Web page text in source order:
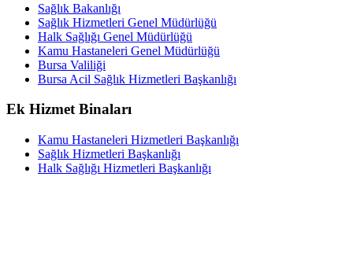
Sağlık Bakanlığı
Sağlık Hizmetleri Genel Müdürlüğü
Halk Sağlığı Genel Müdürlüğü
Kamu Hastaneleri Genel Müdürlüğü
Bursa Valiliği
Bursa Acil Sağlık Hizmetleri Başkanlığı
Ek Hizmet Binaları
Kamu Hastaneleri Hizmetleri Başkanlığı
Sağlık Hizmetleri Başkanlığı
Halk Sağlığı Hizmetleri Başkanlığı